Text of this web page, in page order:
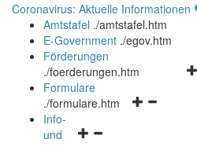
Coronavirus: Aktuelle Informationen
Amtstafel ./amtstafel.htm
E-Government ./egov.htm
Förderungen
./foerderungen.htm
Formulare
./formulare.htm
Navigationsmenü
Info-
und